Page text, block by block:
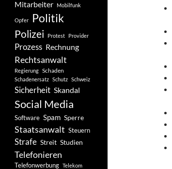
Mitarbeiter
Mobilfunk
Opfer Politik
Polizei Protest Provider
Prozess Rechnung
Rechtsanwalt
Regierung Schaden
Schadenersatz Schutz Schweiz
Sicherheit Skandal
Social Media
Software Spam Sperre
Staatsanwalt Steuern
Strafe Streit Studien
Telefonieren
Telefonwerbung Telekom